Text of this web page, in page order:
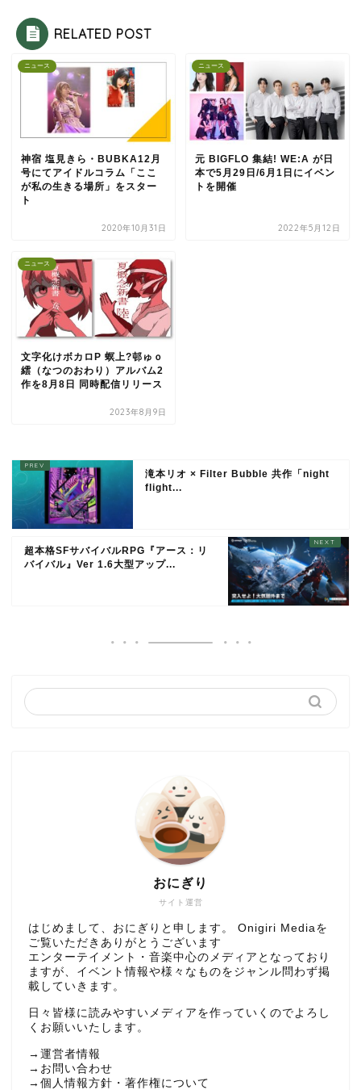
RELATED POST
ニュース
神宿 塩見きら・BUBKA12月
号にてアイドルコラム「ここ
が私の生きる場所」をスター
ト
2020年10月31日
ニュース
元 BIGFLO 集結! WE:A が日
本で5月29日/6月1日にイベン
トを開催
2022年5月12日
ニュース
文字化けボカロP 螟上?邨ゅｏ
繧（なつのおわり）アルバム2
作を8月8日 同時配信リリース
2023年8月9日
滝本リオ × Filter Bubble 共作「night
flight...
超本格SFサバイバルRPG『アース：リ
バイバル』Ver 1.6大型アップ...
サイト運営
おにぎり
はじめまして、おにぎりと申します。 Onigiri Mediaを
ご覧いただきありがとうございます
エンターテイメント・音楽中心のメディアとなっており
ますが、イベント情報や様々なものをジャンル問わず掲
載していきます。
日々皆様に読みやすいメディアを作っていくのでよろし
くお願いいたします。
→ 運営者情報
→ お問い合わせ
→ 個人情報方針・著作権について